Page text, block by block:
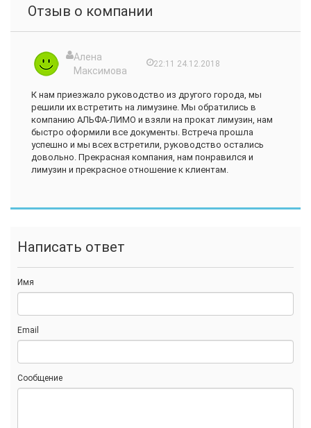
Отзыв о компании
Алена
Максимова
22:11 24.12.2018
К нам приезжало руководство из другого города, мы
решили их встретить на лимузине. Мы обратились в
компанию АЛЬФА-ЛИМО и взяли на прокат лимузин, нам
быстро оформили все документы. Встреча прошла
успешно и мы всех встретили, руководство остались
довольно. Прекрасная компания, нам понравился и
лимузин и прекрасное отношение к клиентам.
Написать ответ
Имя
Email
Сообщение